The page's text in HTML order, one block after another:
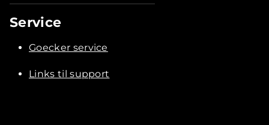
Service
Goecker service
Links til support